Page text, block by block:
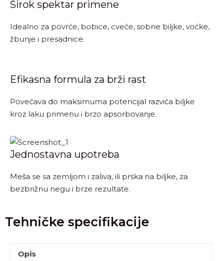
Širok spektar primene
Idealno za povrće, bobice, cveće, sobne biljke, voćke,
žbunje i presadnice.
Efikasna formula za brži rast
Povećava do maksimuma potencijal razvića biljke
kroz laku primenu i brzo apsorbovanje.
Jednostavna upotreba
Meša se sa zemljom i zaliva, ili prska na biljke, za
bezbrižnu negu i brze rezultate.
Tehničke specifikacije
Opis